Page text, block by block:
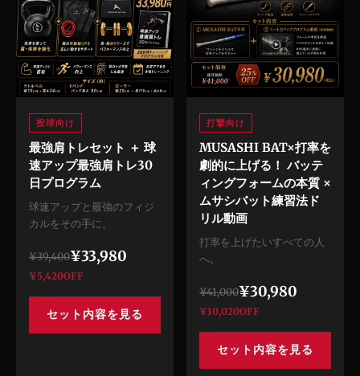
投球向け
最強肩トレセット ＋ 球
速アップ最強肩トレ30
日プログラム
球速アップと最強のフィジ
カルをその手に。
¥39,400¥33,980
¥5,420OFF
セット内容を見る
打撃向け
MUSASHI BAT×打率を
劇的に上げる！ バッテ
ィングフォームの本質 ×
ムサシバット練習法ド
リル動画
打率を上げたいすべての人
へ。
¥41,000¥30,980
¥10,020OFF
セット内容を見る